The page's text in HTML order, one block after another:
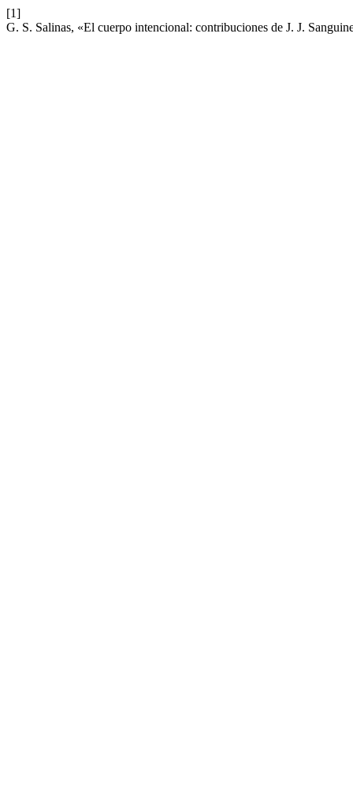
[1]
G. S. Salinas, «El cuerpo intencional: contribuciones de J. J.